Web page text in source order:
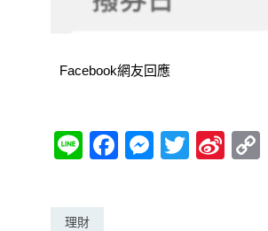
Facebook網友回應
Li
e
F M T Si
理財